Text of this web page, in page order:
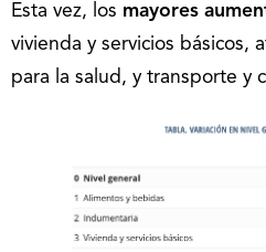
Esta vez, los mayores
vivienda y servicios básicos,
para la salud, y transporte y